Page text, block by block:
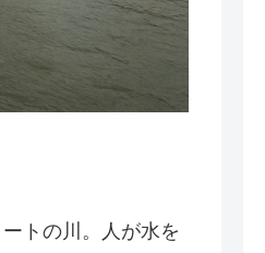
トの川。人が水を